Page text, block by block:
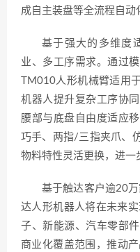
成自主装盘等全流程自动
基于强大的多维度
业、多工序需求。通过
TM010人形机械臂适用
机器人提升复杂工序协
腰部与底盘自由度适应
巧手、两指/三指夹爪、
物料特性灵活更换，进一
基于触达客户逾20
达人形机器人将在未来
子、新能源、汽车零部
商业化覆盖范围，推动产